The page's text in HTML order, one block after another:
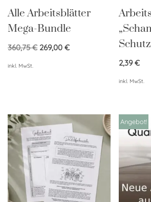
Alle Arbeitsblätter
Mega-Bundle
360,75€ 269,00 €
inkl. MwSt. 2,39€
inkl. MwSt.
Angebot!